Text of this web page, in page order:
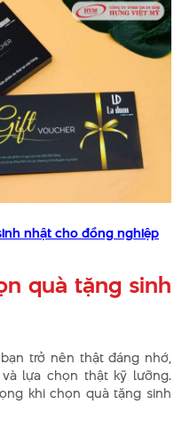
nhật cho đồng nghiệp
quà tặng sinh
trở nên thật đáng nhớ,
lựa chọn thật kỹ lưỡng.
khi chọn quà tặng sinh